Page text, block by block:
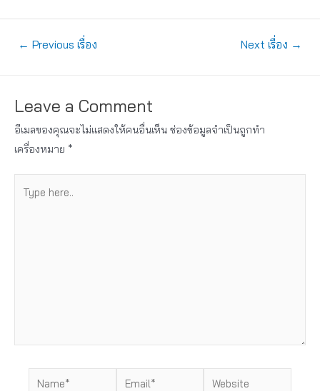
แนะแนว
← Previous เรื่อง Next เรื่อง →
Leave a Comment
อีเมลของคุณจะไม่แสดงให้คนอื่นเห็น ช่องข้อมูลจำเป็นถูกทำ
เครื่องหมาย *
here..
Name* Email* Website